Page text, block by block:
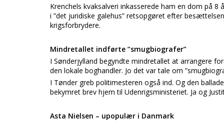
Krenchels kvaksalveri inkasserede ham en dom på
i ”det juridiske galehus” retsopgøret efter
krigsforbrydere.
Mindretallet indførte ”smugbiografer”
I Sønderjylland begyndte mindretallet at arrangere
den lokale boghandler. Jo det var tale om
I Tønder greb politimesteren også ind. Og den
bekymret brev hjem til Udenrigsministeriet. Ja og
Asta Nielsen – upopulær i Danmark